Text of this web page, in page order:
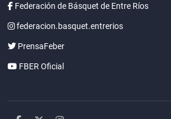
Federación de Básquet de Entre Ríos
federacion.basquet.entrerios
PrensaFeber
FBER Oficial